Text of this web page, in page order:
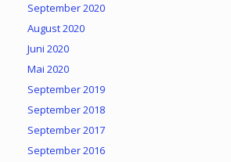
September 2020
August 2020
Juni 2020
Mai 2020
September 2019
September 2018
September 2017
September 2016